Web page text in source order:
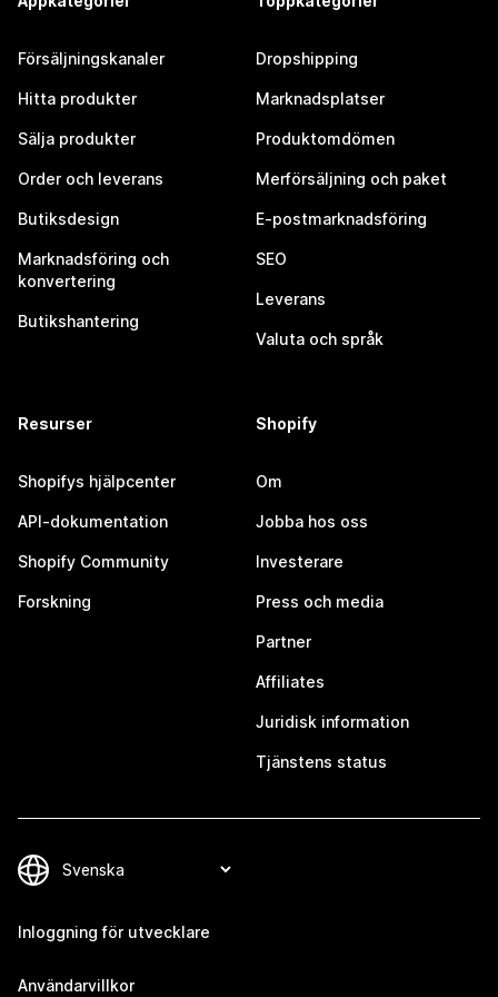
Försäljningskanaler
Hitta produkter
Sälja produkter
Order och leverans
Butiksdesign
Marknadsföring och
konvertering
Butikshantering
Dropshipping
Marknadsplatser
Produktomdömen
Merförsäljning och paket
E-postmarknadsföring
SEO
Leverans
Valuta och språk
Resurser
Shopifys hjälpcenter
API-dokumentation
Shopify Community
Forskning
Shopify
Om
Jobba hos oss
Investerare
Press och media
Partner
Affiliates
Juridisk information
Tjänstens status
Inloggning för utvecklare
Användarvillkor